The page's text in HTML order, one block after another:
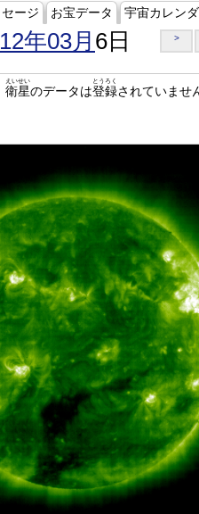
ージ お宝データ 宇宙カレン
年03月 6日 >
衛星
えいせい
のデータは登録
とうろく
されていませ